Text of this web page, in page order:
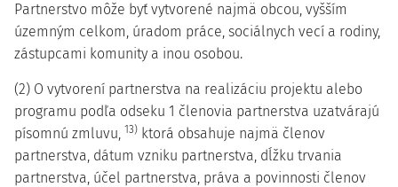
Partnerstvo môže byť vytvorené najmä obcou, vyšším
územným celkom, úradom práce, sociálnych vecí a rodiny,
zástupcami komunity a inou osobou.
(2) O vytvorení partnerstva na realizáciu projektu alebo
programu podľa odseku 1 členovia partnerstva uzatvárajú
písomnú zmluvu, 13) ktorá obsahuje najmä členov
partnerstva, dátum vzniku partnerstva, dĺžku trvania
partnerstva, účel partnerstva, práva a povinnosti členov